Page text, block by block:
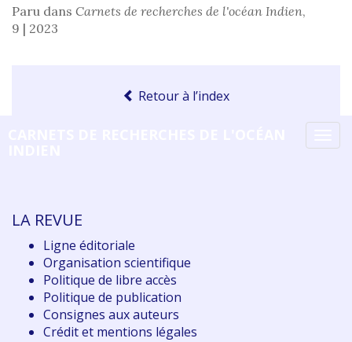
Paru dans Carnets de recherches de l'océan Indien,
9 | 2023
Retour à l’index
LA REVUE
Ligne éditoriale
Organisation scientifique
Politique de libre accès
Politique de publication
Consignes aux auteurs
Crédit et mentions légales